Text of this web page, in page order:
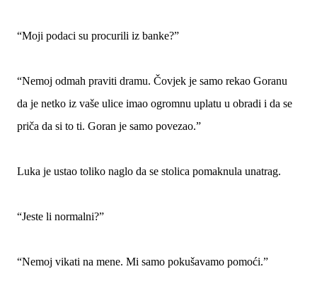
“Moji podaci su procurili iz banke?”
“Nemoj odmah praviti dramu. Čovjek je samo rekao Goranu
da je netko iz vaše ulice imao ogromnu uplatu u obradi i da se
priča da si to ti. Goran je samo povezao.”
Luka je ustao toliko naglo da se stolica pomaknula unatrag.
“Jeste li normalni?”
“Nemoj vikati na mene. Mi samo pokušavamo pomoći.”